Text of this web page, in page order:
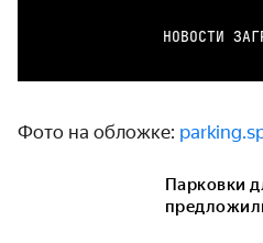
НОВОСТИ
Фото на обложке:
Парковки